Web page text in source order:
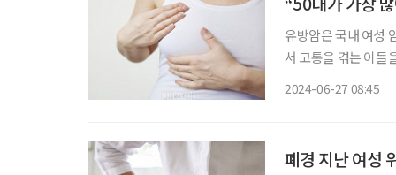
유방암은 국내 여성
서 고통을 겪는 이들
2024-06-27 08:45
폐경 지난 여성